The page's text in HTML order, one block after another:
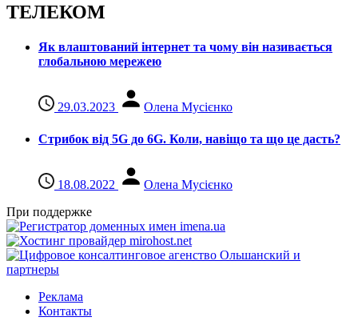
ТЕЛЕКОМ
Як влаштований інтернет та чому він називається
глобальною мережею
29.03.2023 Олена Мусієнко
Стрибок від 5G до 6G. Коли, навіщо та що це даcть?
18.08.2022
Олена Мусієнко
При поддержке
Реклама
Контакты